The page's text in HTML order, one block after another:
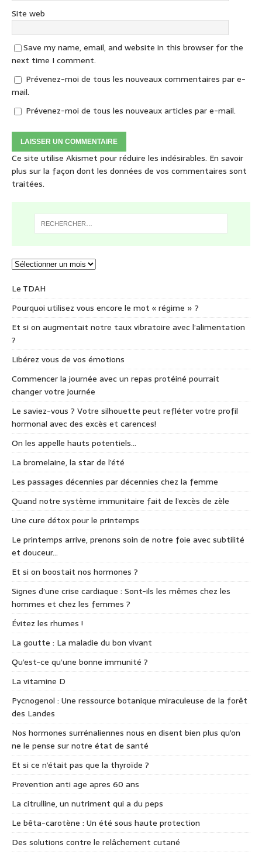
Site web
Save my name, email, and website in this browser for the
next time I comment.
Prévenez-moi de tous les nouveaux commentaires par e-
mail.
Prévenez-moi de tous les nouveaux articles par e-mail.
Ce site utilise Akismet pour réduire les indésirables. En savoir
plus sur la façon dont les données de vos commentaires sont
traitées.
Le TDAH
Pourquoi utilisez vous encore le mot « régime » ?
Et si on augmentait notre taux vibratoire avec l’alimentation
?
Libérez vous de vos émotions
Commencer la journée avec un repas protéiné pourrait
changer votre journée
Le saviez-vous ? Votre silhouette peut refléter votre profil
hormonal avec des excès et carences!
On les appelle hauts potentiels…
La bromelaine, la star de l’été
Les passages décennies par décennies chez la femme
Quand notre système immunitaire fait de l’excès de zèle
Une cure détox pour le printemps
Le printemps arrive, prenons soin de notre foie avec subtilité
et douceur…
Et si on boostait nos hormones ?
Signes d’une crise cardiaque : Sont-ils les mêmes chez les
hommes et chez les femmes ?
Évitez les rhumes !
La goutte : La maladie du bon vivant
Qu’est-ce qu’une bonne immunité ?
La vitamine D
Pycnogenol : Une ressource botanique miraculeuse de la forêt
des Landes
Nos hormones surrénaliennes nous en disent bien plus qu’on
ne le pense sur notre état de santé
Et si ce n’était pas que la thyroïde ?
Prevention anti age apres 60 ans
La citrulline, un nutriment qui a du peps
Le bêta-carotène : Un été sous haute protection
Des solutions contre le relâchement cutané